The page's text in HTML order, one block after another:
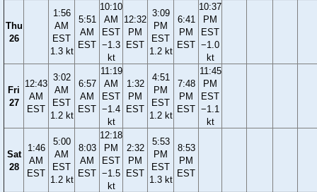
Thu
26
1:56
AM
EST
1.3 kt
5:51
AM
EST
10:10
AM
EST
−1.3
kt
12:32
PM
EST
3:09
PM
EST
1.2 kt
6:41
PM
EST
10:37
PM
EST
−1.0
kt
Fri
27
12:43
AM
EST
3:02
AM
EST
1.2 kt
6:57
AM
EST
11:19
AM
EST
−1.4
kt
1:32
PM
EST
4:51
PM
EST
1.2 kt
7:48
PM
EST
11:45
PM
EST
−1.1
kt
Sat
28
1:46
AM
EST
5:00
AM
EST
1.2 kt
8:03
AM
EST
12:18
PM
EST
−1.5
kt
2:32
PM
EST
5:53
PM
EST
1.3 kt
8:53
PM
EST